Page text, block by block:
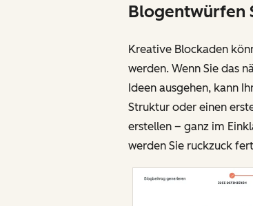
Blogentwürfen
Kreative Blockaden
werden. Wenn Sie das
Ideen ausgehen, kann
Struktur oder einen
erstellen – ganz im
werden Sie ruckzuck